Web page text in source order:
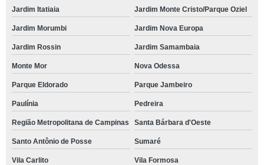
Jardim Itatiaia Jardim Monte Cristo/Parque Oziel
Jardim Morumbi Jardim Nova Europa
Jardim Rossin Jardim Samambaia
Monte Mor Nova Odessa
Parque Eldorado Parque Jambeiro
Paulínia Pedreira
Região Metropolitana de Campinas Santa Bárbara d'Oeste
Santo Antônio de Posse Sumaré
Vila Carlito Vila Formosa